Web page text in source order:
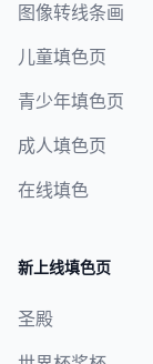
图像转线条画
儿童填色页
青少年填色页
成人填色页
在线填色
新上线填色页
圣殿